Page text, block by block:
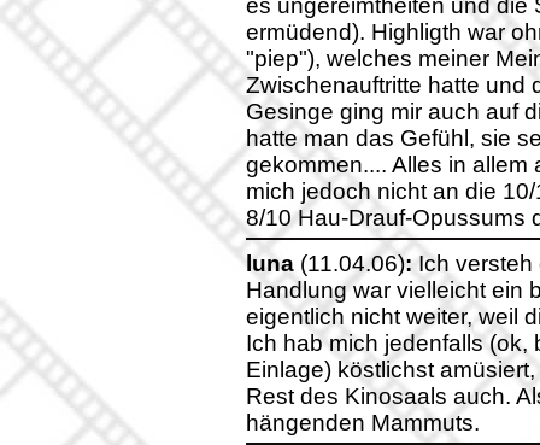
es ungereimtheiten und die
ermüdend). Highligth war
"piep"), welches meiner
Zwischenauftritte hatte und
Gesinge ging mir auch auf
hatte man das Gefühl, sie
gekommen.... Alles in allem
mich jedoch nicht an die
8/10 Hau-Drauf-Opussums
luna (11.04.06):Ich versteh
Handlung war vielleicht ein
eigentlich nicht weiter, weil
Ich hab mich jedenfalls
Einlage) köstlichst
Rest des Kinosaals auch.
hängenden Mammuts.